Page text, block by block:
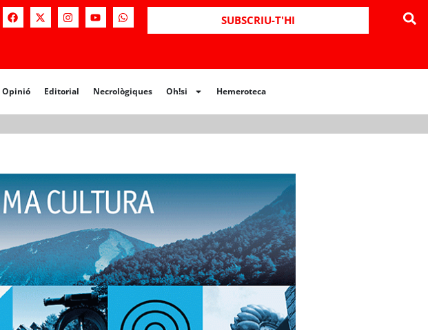
SUBSCRIU-T'HI
Opinió Editorial Necrològiques Oh!si Hemeroteca
Editorial Necrològiques Hemeroteca